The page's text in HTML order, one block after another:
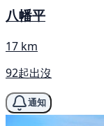
八幡平
17 km
92起出沒
通知